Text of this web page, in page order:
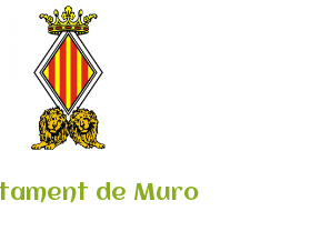
de Muro